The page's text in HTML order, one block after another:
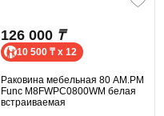
126 000 ₸
10 500 ₸ x 12
Раковина мебельная 80 AM.PM
Func M8FWPC0800WM белая
встраиваемая